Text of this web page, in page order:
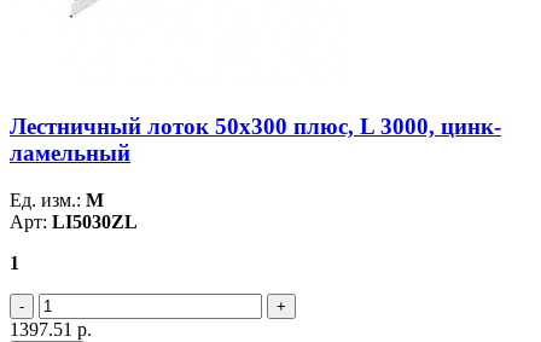
Лестничный лоток 50х300 плюс, L 3000, цинк-
ламельный
Ед. изм.: М
Арт: LI5030ZL
1
1397.51 р.